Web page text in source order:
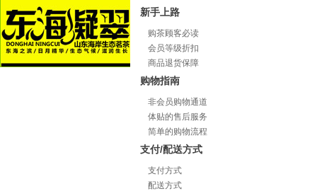
新手上路
购茶顾客必读
会员等级折扣
商品退货保障
购物指南
非会员购物通道
体贴的售后服务
简单的购物流程
支付/配送方式
支付方式
配送方式